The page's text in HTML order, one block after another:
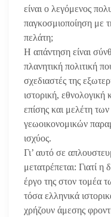
είναι ο λεγόμενος
παγκοσμιοποίηση με
πελάτη;
Η απάντηση είναι
πλανητική πολιτική
σχεδιαστές της
ιστορική,
επίσης και μελέτη
γεωοικονομικών
ισχύος.
Γι’ αυτό σε
μετατρέπεται: Γιατί
έργο της στον τομέα
τόσα ελληνικά
χρήζουν άμεσης